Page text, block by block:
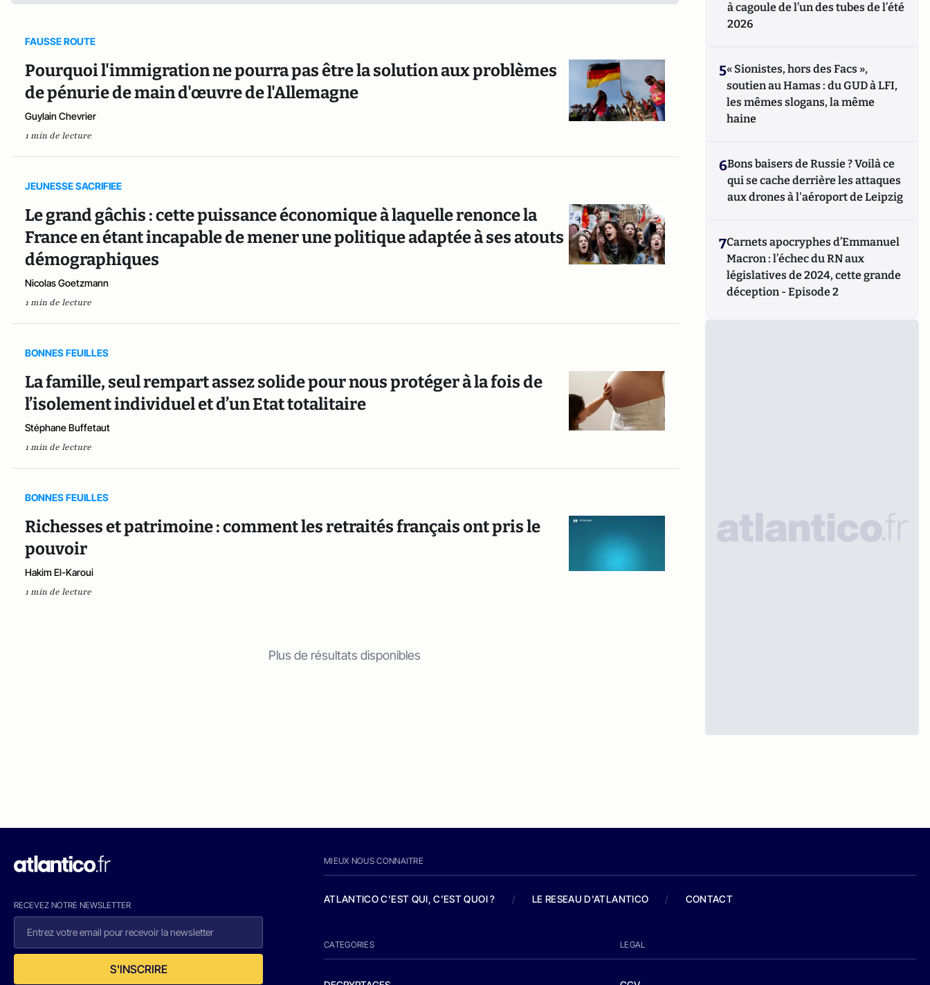
FAUSSE ROUTE
Pourquoi l'immigration ne pourra pas être la solution aux problèmes
de pénurie de main d'œuvre de l'Allemagne
Guylain Chevrier
1 min de lecture
JEUNESSE SACRIFIEE
Le grand gâchis : cette puissance économique à laquelle renonce la
France en étant incapable de mener une politique adaptée à ses atouts
démographiques
Nicolas Goetzmann
1 min de lecture
BONNES FEUILLES
La famille, seul rempart assez solide pour nous protéger à la fois de
l’isolement individuel et d’un Etat totalitaire
Stéphane Buffetaut
1 min de lecture
BONNES FEUILLES
Richesses et patrimoine : comment les retraités français ont pris le
pouvoir
Hakim El-Karoui
1 min de lecture
Plus de résultats disponibles
à cagoule de l’un des tubes de l’été
2026
5« Sionistes, hors des Facs »,
soutien au Hamas : du GUD à LFI,
les mêmes slogans, la même
haine
6Bons baisers de Russie ? Voilà ce
qui se cache derrière les attaques
aux drones à l'aéroport de Leipzig
7Carnets apocryphes d’Emmanuel
Macron : l’échec du RN aux
législatives de 2024, cette grande
déception - Episode 2
RECEVEZ NOTRE NEWSLETTER
S'INSCRIRE
MIEUX NOUS CONNAITRE
ATLANTICO C'EST QUI, C'EST QUOI ? / LE RESEAU D'ATLANTICO / CONTACT
CATEGORIES LEGAL